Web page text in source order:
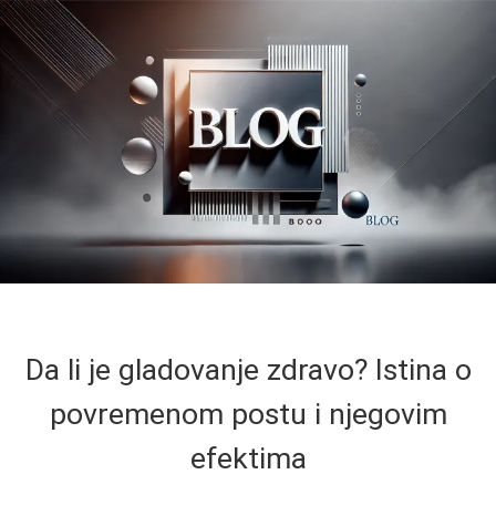
Da li je gladovanje zdravo? Istina o
povremenom postu i njegovim
efektima